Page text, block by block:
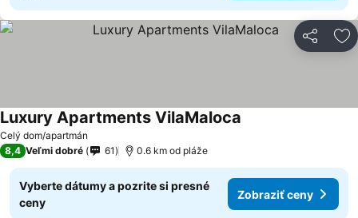
Zdieľať
Celý dom/apartmán
Luxury Apartments VilaMaloca
8,4 Veľmi dobré 61 0.6 km od pláže
Vyberte dátumy a pozrite si presné
ceny
Zobraziť ceny